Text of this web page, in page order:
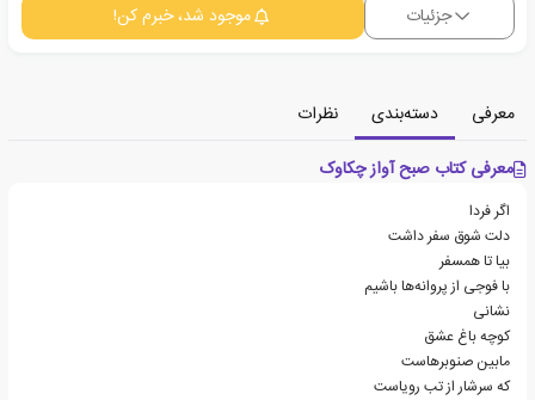
جزئیات موجود شد، خبرم کن!
معرفی دسته‌بندی
نظرات
معرفی کتاب صبح آواز چکاوک
اگر فردا
دلت شوق سفر داشت
بیا تا همسفر
با فوجی از پروانه‌ها باشیم
نشانی
کوچه ‌باغ عشق
مابین صنوبرهاست
که سرشار از تب رویاست